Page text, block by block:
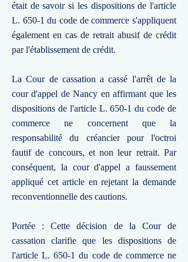
était de savoir si les dispositions de l'article
L. 650-1 du code de commerce s'appliquent
également en cas de retrait abusif de crédit
par l'établissement de crédit.
La Cour de cassation a cassé l'arrêt de la
cour d'appel de Nancy en affirmant que les
dispositions de l'article L. 650-1 du code de
commerce ne concernent que la
responsabilité du créancier pour l'octroi
fautif de concours, et non leur retrait. Par
conséquent, la cour d'appel a faussement
appliqué cet article en rejetant la demande
reconventionnelle des cautions.
Portée : Cette décision de la Cour de
cassation clarifie que les dispositions de
l'article L. 650-1 du code de commerce ne